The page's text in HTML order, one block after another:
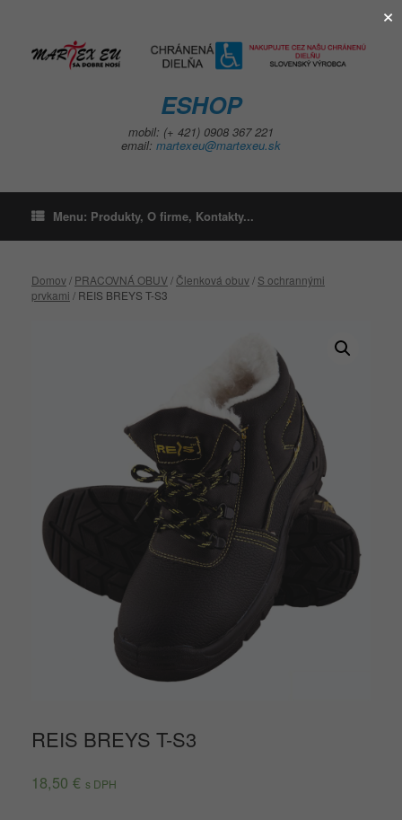
ESHOP
mobil: (+ 421) 0908 367 221
email: martexeu@martexeu.sk
Menu: Produkty, O firme, Kontakty...
Domov/ PRACOVNÁ OBUV/ Členková obuv/ S ochrannými
prvkami / REIS BREYS T-S3
REIS BREYS T-S3
18,50 € s DPH
×